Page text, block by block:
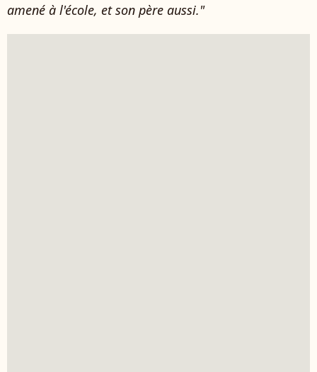
amené à l'école, et son père aussi."